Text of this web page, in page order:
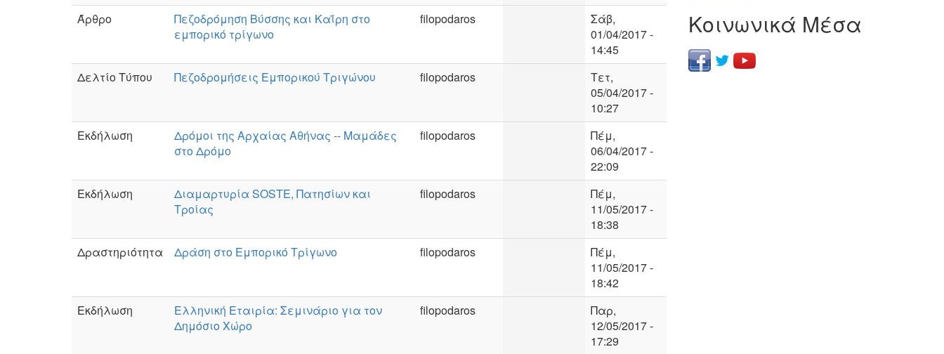
Άρθρο
Πεζοδρόμηση Βύσσης και Καΐρη στο
εμπορικό τρίγωνο
filopodaros
Σάβ,
01/04/2017 -
14:45
Δελτίο Τύπου
Πεζοδρομήσεις Εμπορικού Τριγώνου filopodaros
Τετ,
05/04/2017 -
10:27
Εκδήλωση
Δρόμοι της Αρχαίας Αθήνας -- Μαμάδες
στο Δρόμο
filopodaros
Πέμ,
06/04/2017 -
22:09
Εκδήλωση
Διαμαρτυρία SOSTE, Πατησίων και
Τροίας
filopodaros
Πέμ,
11/05/2017 -
18:38
Δραστηριότητα
Δράση στο Εμπορικό Τρίγωνο filopodaros
Πέμ,
11/05/2017 -
18:42
Εκδήλωση
Ελληνική Εταιρία: Σεμινάριο για τον
Δημόσιο Χώρο
filopodaros
Παρ,
12/05/2017 -
17:29
Κοινωνικά Μέσα